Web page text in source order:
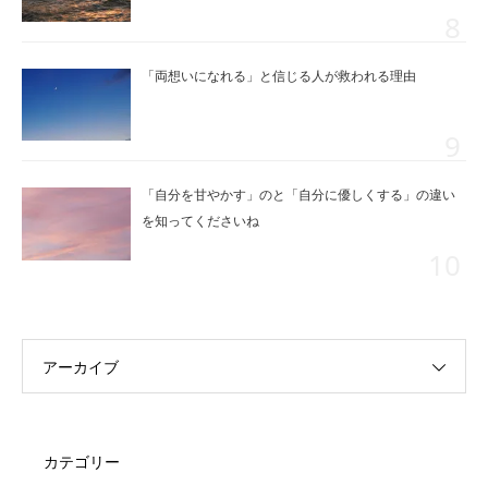
「両想いになれる」と信じる人が救われる理由
「自分を甘やかす」のと「自分に優しくする」の違い
を知ってくださいね
アーカイブ
カテゴリー